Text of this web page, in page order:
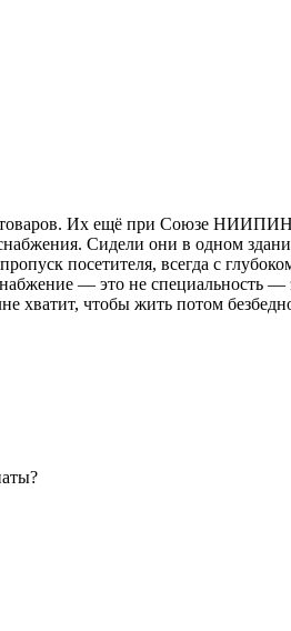
товаров. Их ещё при Союзе
Сидели они в одном
посетителя, всегда с
— это не специальность —
хватит, чтобы жить потом